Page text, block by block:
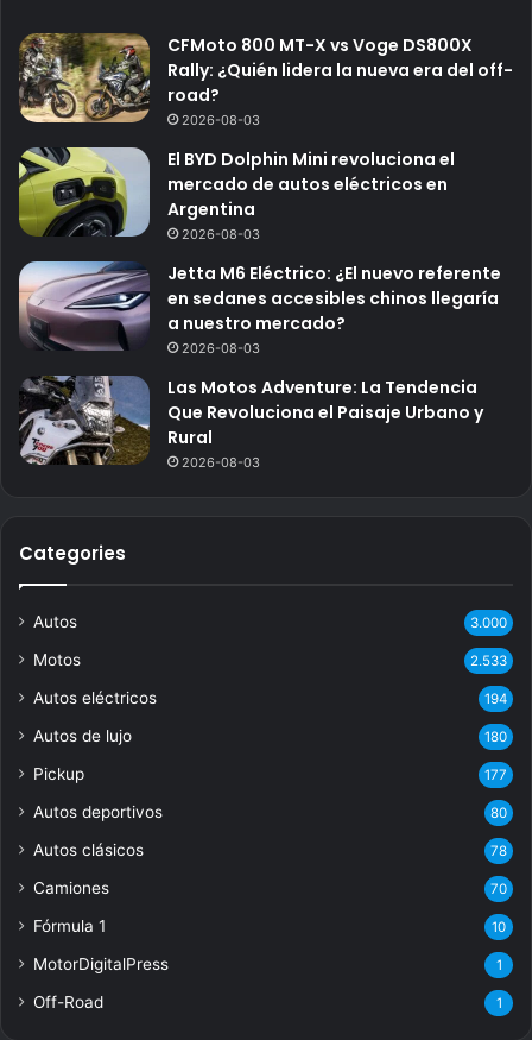
CFMoto 800 MT-X vs Voge DS800X
Rally: ¿Quién lidera la nueva era del off-
road?
2026-08-03
El BYD Dolphin Mini revoluciona el
mercado de autos eléctricos en
Argentina
2026-08-03
Jetta M6 Eléctrico: ¿El nuevo referente
en sedanes accesibles chinos llegaría
a nuestro mercado?
2026-08-03
Las Motos Adventure: La Tendencia
Que Revoluciona el Paisaje Urbano y
Rural
2026-08-03
Categories
Autos 3.000
Motos 2.533
Autos eléctricos 194
Autos de lujo 180
Pickup 177
Autos deportivos 80
Autos clásicos 78
Camiones 70
Fórmula 1 10
MotorDigitalPress 1
Off-Road 1